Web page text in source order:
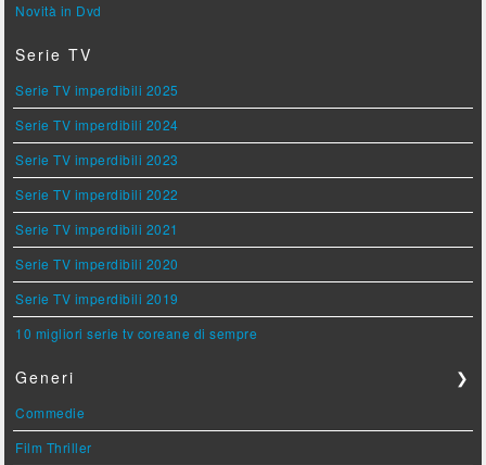
Novità in Dvd
Serie TV
Serie TV imperdibili 2025
Serie TV imperdibili 2024
Serie TV imperdibili 2023
Serie TV imperdibili 2022
Serie TV imperdibili 2021
Serie TV imperdibili 2020
Serie TV imperdibili 2019
10 migliori serie tv coreane di sempre
Generi ❯
Commedie
Film Thriller